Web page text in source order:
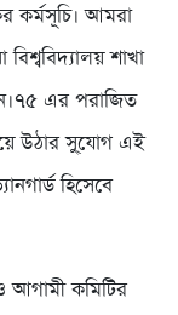
কর্মসূচি। আমরা
শাখা
এর পরাজিত
উঠার সু্যোগ এই
হিসেবে
আগামী কমিটির